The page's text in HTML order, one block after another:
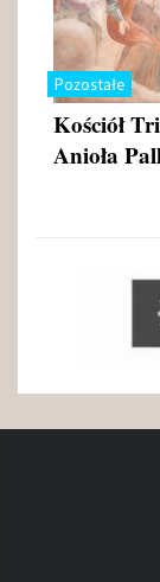
Pozostałe
Kościół
Anioła